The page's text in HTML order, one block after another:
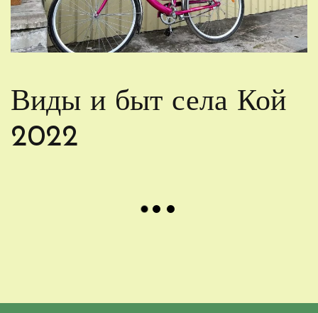
Виды и быт села Кой
2022